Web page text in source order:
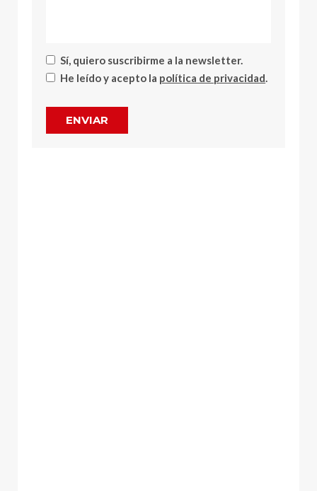
Sí, quiero suscribirme a la newsletter.
He leído y acepto la política de privacidad.
ENVIAR